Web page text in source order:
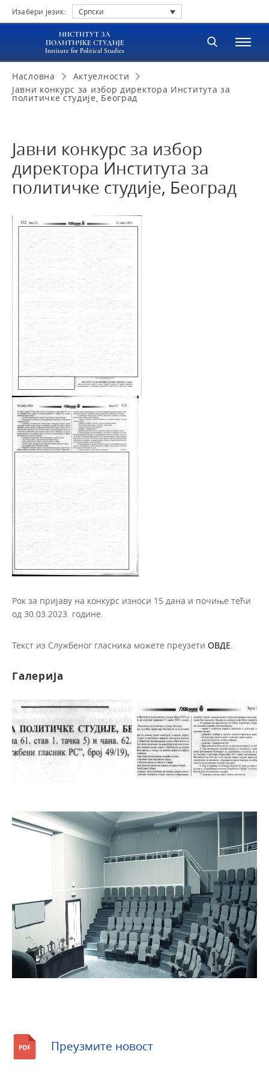
Изабери језик: Српски
ИНСТИТУТ ЗА
ПОЛИТИЧКЕ СТУДИЈЕ
Institute for Political Studies
Насловна
Актуелности
Јавни конкурс за избор директора Института за
политичке студије, Београд
Јавни конкурс за избор
директора Института за
политичке студије, Београд
Рок за пријаву на конкурс износи 15 дана и почиње тећи
од 30.03.2023. године.
Текст из Службеног гласника можете преузети ОВДЕ.
Галерија
Преузмите новост